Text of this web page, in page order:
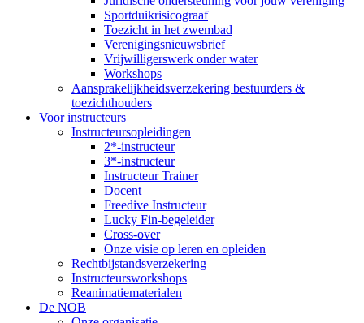
Sportduikrisicograaf
Toezicht in het zwembad
Verenigingsnieuwsbrief
Vrijwilligerswerk onder water
Workshops
Aansprakelijkheidsverzekering bestuurders &
toezichthouders
Voor instructeurs
Instructeursopleidingen
2*-instructeur
3*-instructeur
Instructeur Trainer
Docent
Freedive Instructeur
Lucky Fin-begeleider
Cross-over
Onze visie op leren en opleiden
Rechtbijstandsverzekering
Instructeursworkshops
Reanimatiematerialen
De NOB